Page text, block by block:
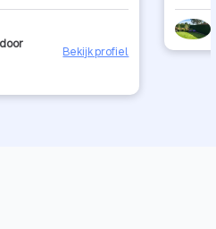
Bekijk profiel